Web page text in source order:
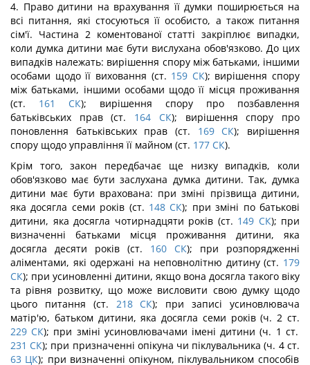
4. Право дитини на врахування її думки поширюється на
всі питання, які стосуються її особисто, а також питання
сім'ї. Частина 2 коментованої статті закріплює випадки,
коли думка дитини має бути вислухана обов'язково. До цих
випадків належать: вирішення спору між батьками, іншими
особами щодо її виховання (ст. 159 СК); вирішення спору
між батьками, іншими особами щодо її місця проживання
(ст. 161 СК); вирішення спору про позбавлення
батьківських прав (ст. 164 СК); вирішення спору про
поновлення батьківських прав (ст. 169 СК); вирішення
спору щодо управління її майном (ст. 177 СК).
Крім того, закон передбачає ще низку випадків, коли
обов'язково має бути заслухана думка дитини. Так, думка
дитини має бути врахована: при зміні прізвища дитини,
яка досягла семи років (ст. 148 СК); при зміні по батькові
дитини, яка досягла чотирнадцяти років (ст. 149 СК); при
визначенні батьками місця проживання дитини, яка
досягла десяти років (ст. 160 СК); при розпорядженні
аліментами, які одержані на неповнолітню дитину (ст. 179
СК); при усиновленні дитини, якщо вона досягла такого віку
та рівня розвитку, що може висловити свою думку щодо
цього питання (ст. 218 СК); при записі усиновлювача
матір'ю, батьком дитини, яка досягла семи років (ч. 2 ст.
229 СК); при зміні усиновлювачами імені дитини (ч. 1 ст.
231 СК); при призначенні опікуна чи піклувальника (ч. 4 ст.
63 ЦК); при визначенні опікуном, піклувальником способів